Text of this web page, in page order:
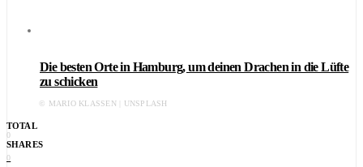
Die besten Orte in Hamburg, um deinen Drachen in die Lüfte
zu schicken
© MARIO KLASSEN | UNSPLASH
TOTAL
0
SHARES
0